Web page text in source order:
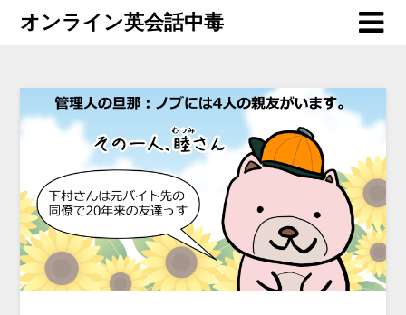
オンライン英会話中毒